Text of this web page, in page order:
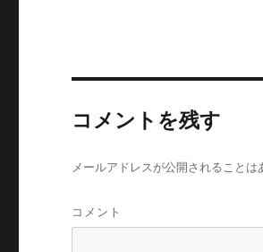
コメントを残す
メールアドレスが公開されることは
コメント